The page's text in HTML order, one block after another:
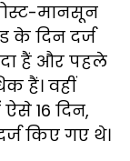
मानसून
के दिन दर्ज
हैं और पहले
हैं। वहीं
16 दिन,
किए गए थे।